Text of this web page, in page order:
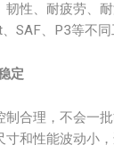
性、耐疲劳、
SAF、P3等不同
定
合理，不会一
寸和性能波动小